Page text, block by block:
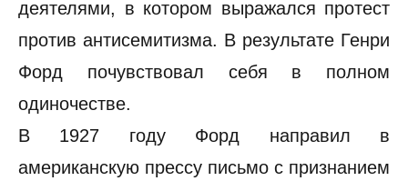
деятелями, в котором выражался протест
против антисемитизма. В результате Генри
Форд почувствовал себя в полном
одиночестве.
В 1927 году Форд направил в
американскую прессу письмо с признанием